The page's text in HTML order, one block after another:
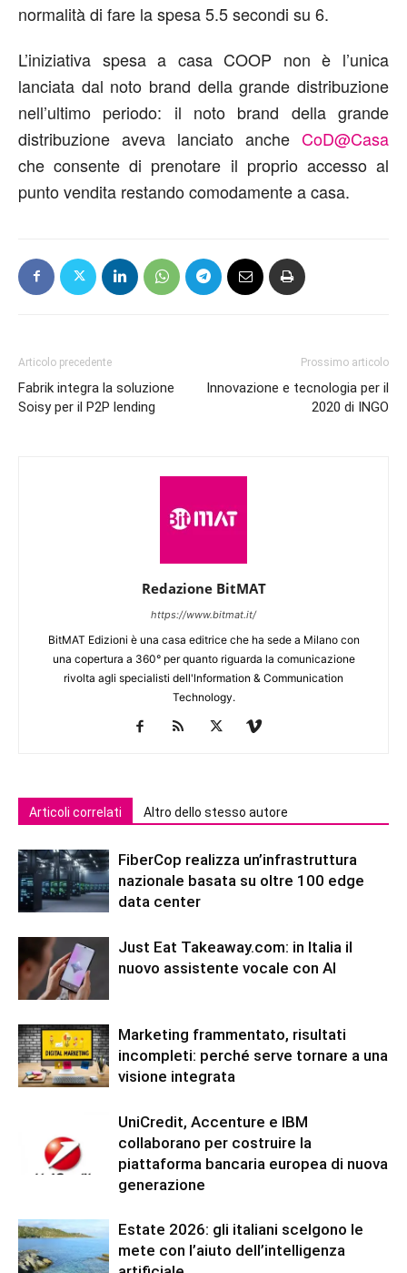
normalità di fare la spesa 5.5 secondi su 6.
L’iniziativa spesa a casa COOP non è l’unica
lanciata dal noto brand della grande distribuzione
nell’ultimo periodo: il noto brand della grande
distribuzione aveva lanciato anche CoD@Casa
che consente di prenotare il proprio accesso al
punto vendita restando comodamente a casa.
Articolo precedente
Fabrik integra la soluzione
Soisy per il P2P lending
Prossimo articolo
Innovazione e tecnologia per il
2020 di INGO
Redazione BitMAT
https://www.bitmat.it/
BitMAT Edizioni è una casa editrice che ha sede a Milano con
una copertura a 360° per quanto riguarda la comunicazione
rivolta agli specialisti dell'lnformation & Communication
Technology.
Articoli correlati Altro dello stesso autore
FiberCop realizza un’infrastruttura
nazionale basata su oltre 100 edge
data center
Just Eat Takeaway.com: in Italia il
nuovo assistente vocale con AI
Marketing frammentato, risultati
incompleti: perché serve tornare a una
visione integrata
UniCredit, Accenture e IBM
collaborano per costruire la
piattaforma bancaria europea di nuova
generazione
Estate 2026: gli italiani scelgono le
mete con l’aiuto dell’intelligenza